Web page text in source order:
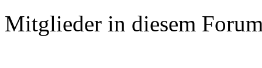
Mitglieder in diesem